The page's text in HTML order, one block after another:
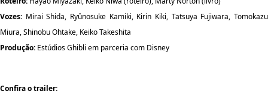
Vozes: Mirai Shida, Ryûnosuke Kamiki, Kirin Kiki, Tatsuya Fujiwara, Tomokazu
Miura, Shinobu Ohtake, Keiko Takeshita
Produção: Estúdios Ghibli em parceria com Disney
Confira o trailer: